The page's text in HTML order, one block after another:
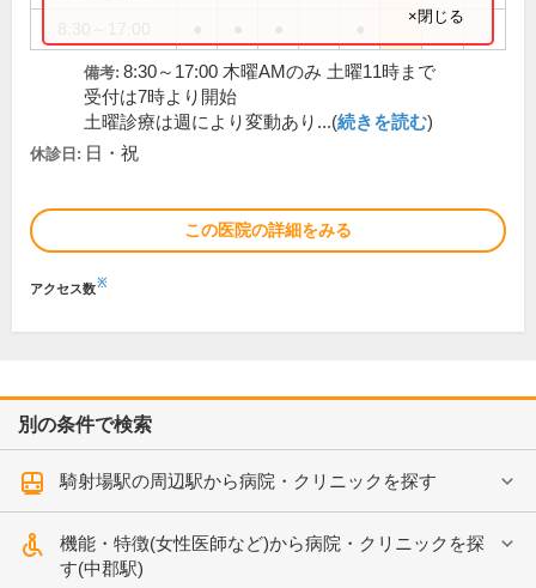
×閉じる
備考: 8:30～17:00 木曜AMのみ 土曜11時まで
受付は7時より開始
土曜診療は週により変動あり...(続きを読む)
休診日: 日・祝
この医院の詳細をみる
アクセス数※
別の条件で検索
騎射場駅の周辺駅から病院・クリニックを探す
機能・特徴(女性医師など)から病院・クリニックを探
す(中郡駅)